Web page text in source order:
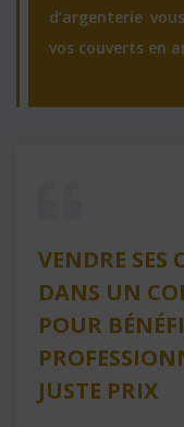
d’argenterie
vos couverts en
VENDRE SES
DANS UN
POUR
JUSTE PRIX